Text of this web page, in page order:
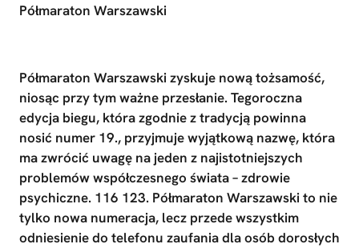
Półmaraton Warszawski
Półmaraton Warszawski zyskuje nową tożsamość,
niosąc przy tym ważne przesłanie. Tegoroczna
edycja biegu, która zgodnie z tradycją powinna
nosić numer 19., przyjmuje wyjątkową nazwę, która
ma zwrócić uwagę na jeden z najistotniejszych
problemów współczesnego świata – zdrowie
psychiczne. 116 123. Półmaraton Warszawski to nie
tylko nowa numeracja, lecz przede wszystkim
odniesienie do telefonu zaufania dla osób dorosłych